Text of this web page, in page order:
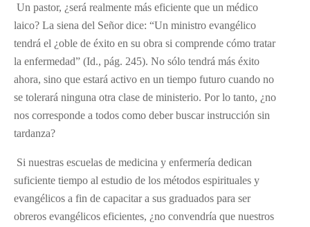
Un pastor, ¿será realmente más eficiente que un médico
laico? La siena del Señor dice: “Un ministro evangélico
tendrá el ¿oble de éxito en su obra si comprende cómo tratar
la enfermedad” (Id., pág. 245). No sólo tendrá más éxito
ahora, sino que estará activo en un tiempo futuro cuando no
se tolerará ninguna otra clase de ministerio. Por lo tanto, ¿no
nos corresponde a todos como deber buscar instrucción sin
tardanza?
Si nuestras escuelas de medicina y enfermería dedican
suficiente tiempo al estudio de los métodos espirituales y
evangélicos a fin de capacitar a sus graduados para ser
obreros evangélicos eficientes, ¿no convendría que nuestros